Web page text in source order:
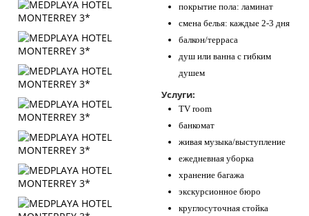
покрытие пола: ламинат
смена белья: каждые 2-3 дня
балкон/терраса
душ или ванна с гибким
душем
Услуги:
TV room
банкомат
живая музыка/выступление
ежедневная уборка
хранение багажа
экскурсионное бюро
круглосуточная стойка